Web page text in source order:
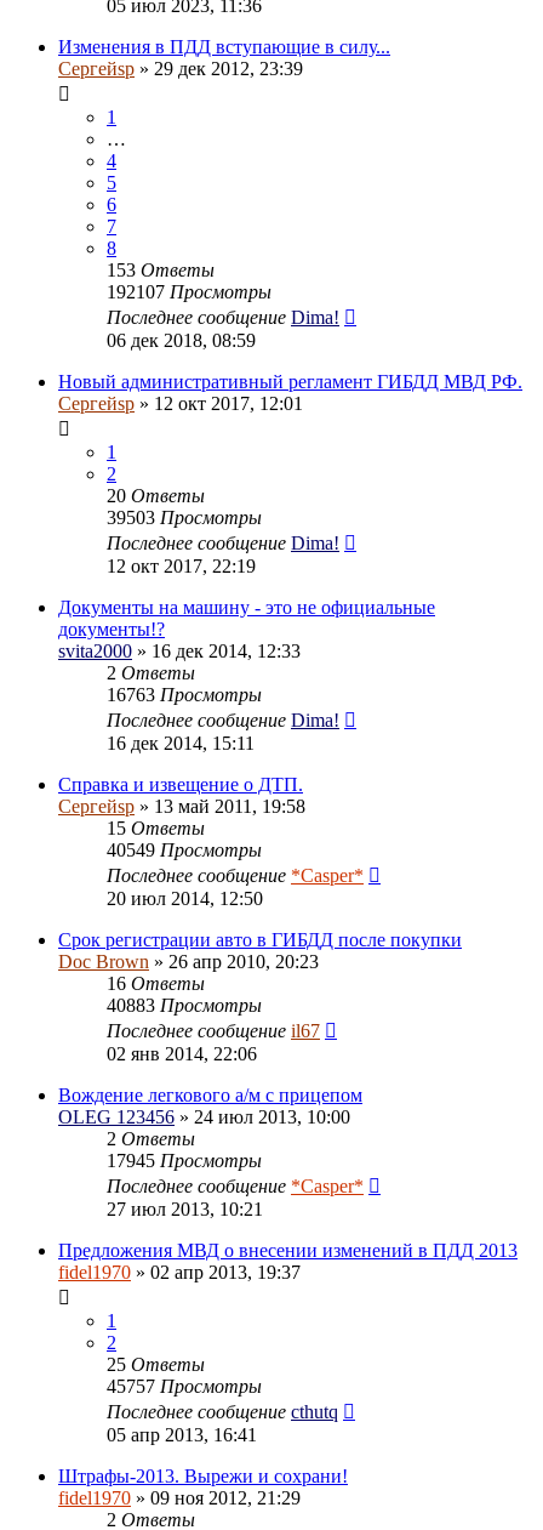
05 июл 2023, 11:36
Изменения в ПДД вступающие в силу...
Сергейsp » 29 дек 2012, 23:39
1
…
4
5
6
7
8
153 Ответы
192107 Просмотры
Последнее сообщение Dima!
06 дек 2018, 08:59
Новый административный регламент ГИБДД МВД РФ.
Сергейsp » 12 окт 2017, 12:01
1
2
20 Ответы
39503 Просмотры
Последнее сообщение Dima!
12 окт 2017, 22:19
Документы на машину - это не официальные
документы!?
svita2000 » 16 дек 2014, 12:33
2 Ответы
16763 Просмотры
Последнее сообщение Dima!
16 дек 2014, 15:11
Справка и извещение о ДТП.
Сергейsp » 13 май 2011, 19:58
15 Ответы
40549 Просмотры
Последнее сообщение *Casper*
20 июл 2014, 12:50
Срок регистрации авто в ГИБДД после покупки
Doc Brown » 26 апр 2010, 20:23
16 Ответы
40883 Просмотры
Последнее сообщение il67
02 янв 2014, 22:06
Вождение легкового а/м с прицепом
OLEG 123456 » 24 июл 2013, 10:00
2 Ответы
17945 Просмотры
Последнее сообщение *Casper*
27 июл 2013, 10:21
Предложения МВД о внесении изменений в ПДД 2013
fidel1970 » 02 апр 2013, 19:37
1
2
25 Ответы
45757 Просмотры
Последнее сообщение cthutq
05 апр 2013, 16:41
Штрафы-2013. Вырежи и сохрани!
fidel1970 » 09 ноя 2012, 21:29
2 Ответы